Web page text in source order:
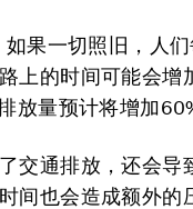
果一切照旧，人
上的时间可能会
放量预计将增加
交通排放，还会导
间也会造成额外的